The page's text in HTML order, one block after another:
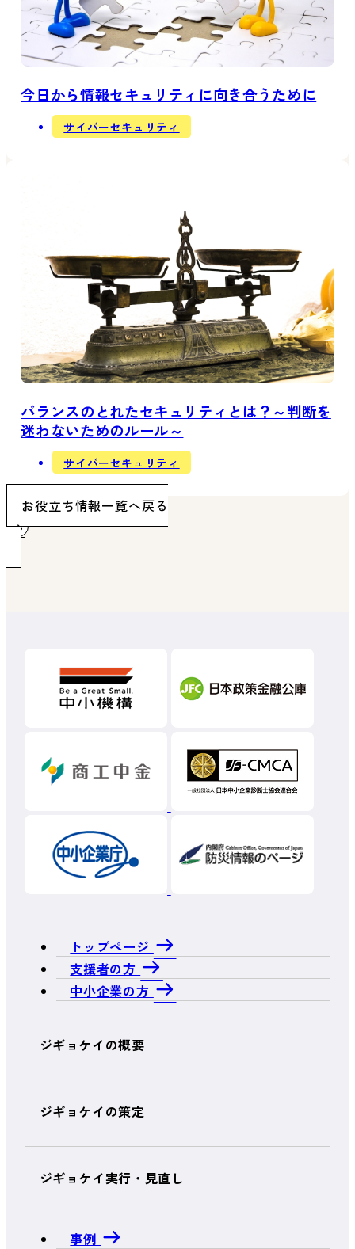
今日から情報セキュリティに向き合うために
サイバーセキュリティ
バランスのとれたセキュリティとは？～判断を
迷わないためのルール～
サイバーセキュリティ
お役立ち情報一覧へ戻る
トップページ
支援者の方
中小企業の方
ジギョケイの概要
ジギョケイの策定
ジギョケイ実行・見直し
事例